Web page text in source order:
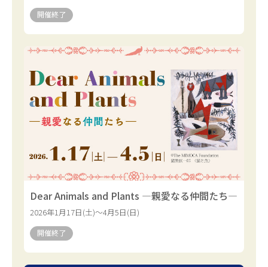
開催終了
Dear Animals and Plants ―親愛なる仲間たち―
2026年1月17日(土)～4月5日(日)
開催終了